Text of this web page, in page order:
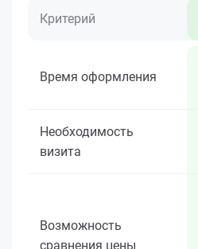
Критерий
Время оформления
Необходимость
визита
Возможность
сравнения цены